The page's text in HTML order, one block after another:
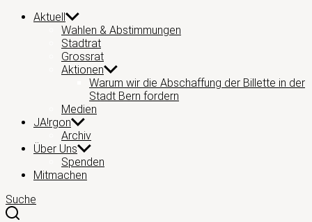
Aktuell
Wahlen & Abstimmungen
Stadtrat
Grossrat
Aktionen
Warum wir die Abschaffung der Billette in der
Stadt Bern fordern
Medien
JA!rgon
Archiv
Über Uns
Spenden
Mitmachen
Suche